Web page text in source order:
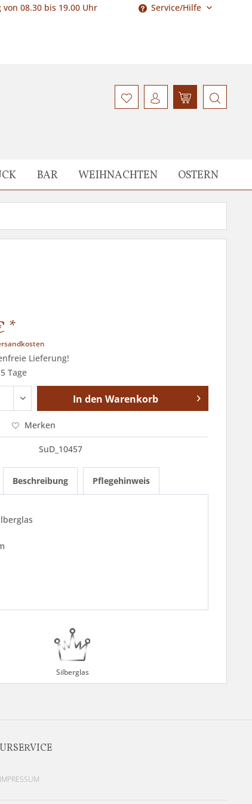
08.30 bis 19.00 Uhr Service/Hilfe
BAR WEIHNACHTEN OSTERN
*
Lieferung!
Tage
In den Warenkorb
Merken
SuD_10457
Beschreibung Pflegehinweis
Silberglas
IMPRESSUM